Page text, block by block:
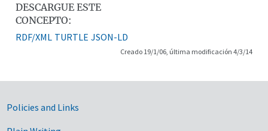
DESCARGUE ESTE
CONCEPTO:
RDF/XML TURTLE JSON-LD
Creado 19/1/06, última modificación 4/3/14
Government Links
Policies and Links